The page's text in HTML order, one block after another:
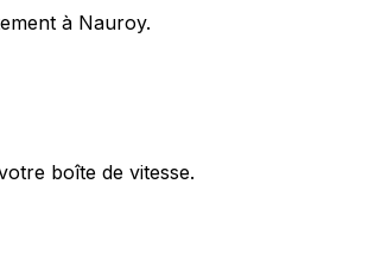
à Nauroy.
boîte de vitesse.